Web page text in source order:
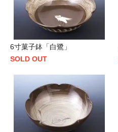
6寸菓子鉢「白鷺」
SOLD OUT